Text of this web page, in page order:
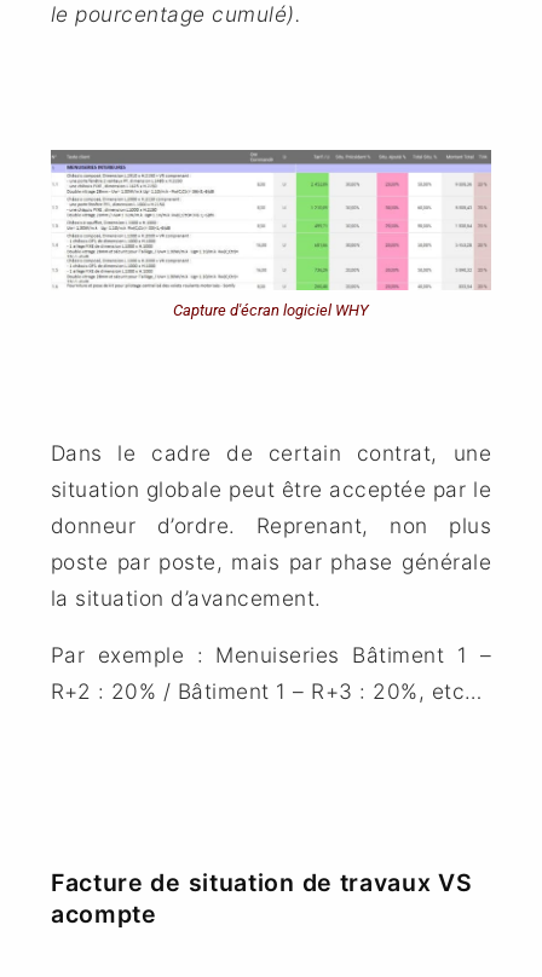
le pourcentage cumulé).
Capture d'écran logiciel WHY
Dans le cadre de certain contrat, une
situation globale peut être acceptée par le
donneur d’ordre. Reprenant, non plus
poste par poste, mais par phase générale
la situation d’avancement.
Par exemple : Menuiseries Bâtiment 1 –
R+2 : 20% / Bâtiment 1 – R+3 : 20%, etc…
Facture de situation de travaux VS
acompte